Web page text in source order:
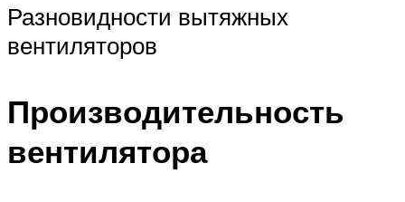
Разновидности вытяжных
вентиляторов
Производительность
вентилятора